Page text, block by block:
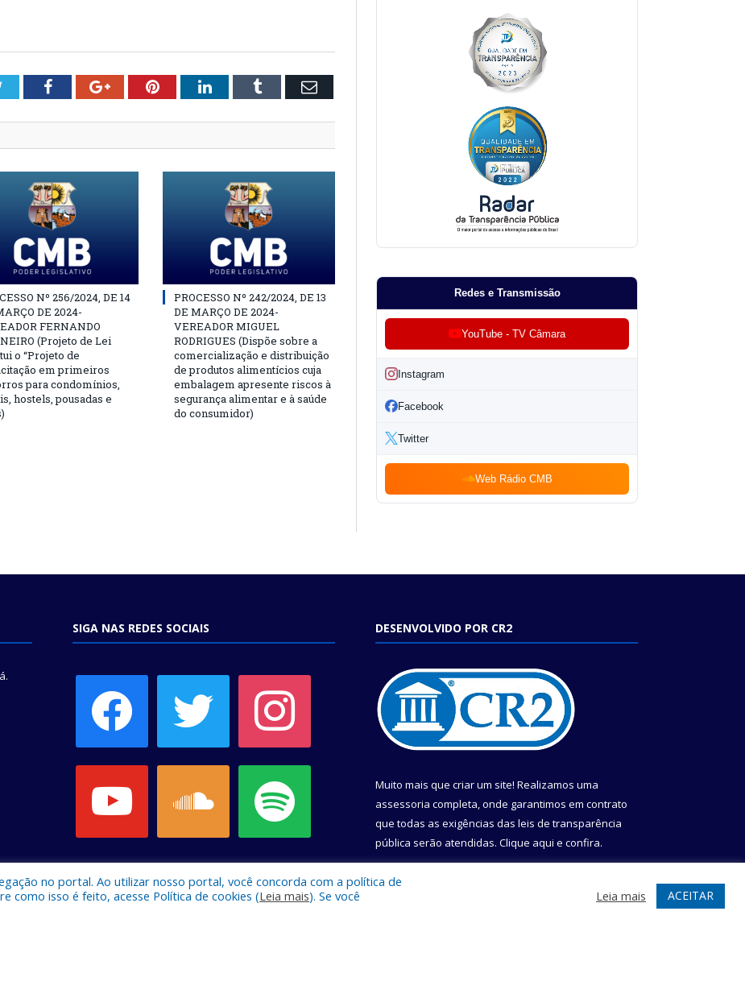
TwitterFacebookGoogle+PinterestLinkedInTumblr Email
Nº 256/2024, DE 14
DE 2024-
FERNANDO
(Projeto de Lei
o “Projeto de
em primeiros
para condomínios,
hostels, pousadas e
PROCESSO Nº 242/2024, DE 13
DE MARÇO DE 2024-
VEREADOR MIGUEL
RODRIGUES (Dispõe sobre a
comercialização e distribuição
de produtos alimentícios cuja
embalagem apresente riscos à
segurança alimentar e à saúde
do consumidor)
Redes e Transmissão
YouTube - TV Câmara
Instagram
Facebook
Twitter
Web Rádio CMB
SIGA NAS REDES SOCIAIS DESENVOLVIDO POR CR2
Muito mais que criar um site! Realizamos uma
assessoria completa, onde garantimos em contrato
que todas as exigências das leis de transparência
pública serão atendidas. Clique aqui e confira.
Conheça o
no portal. Ao utilizar nosso portal, você concorda com a política de
como isso é feito, acesse Política de cookies (Leia mais). Se você
Leia mais ACEITAR